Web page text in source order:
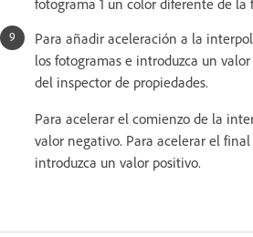
Para añadir aceleración a la
los fotogramas e introduzca un
del inspector de propiedades.
Para acelerar el comienzo de la
valor negativo. Para acelerar el
introduzca un valor positivo.